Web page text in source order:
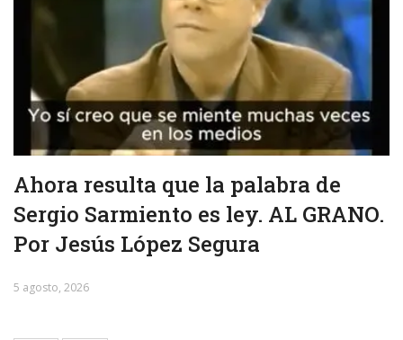
Ahora resulta que la palabra de
Sergio Sarmiento es ley. AL GRANO.
Por Jesús López Segura
5 agosto, 2026